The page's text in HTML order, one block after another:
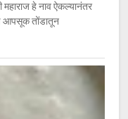
महाराज हे नाव ऐकल्यानंतर
आपसूक तोंडातून